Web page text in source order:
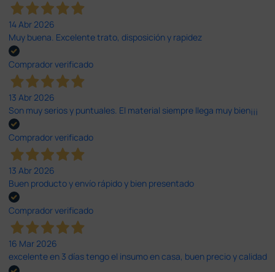
14 Abr 2026
Muy buena. Excelente trato, disposición y rapidez
Comprador verificado
13 Abr 2026
Son muy serios y puntuales. El material siempre llega muy bien¡¡¡
Comprador verificado
13 Abr 2026
Buen producto y envío rápido y bien presentado
Comprador verificado
16 Mar 2026
excelente en 3 días tengo el insumo en casa, buen precio y calidad